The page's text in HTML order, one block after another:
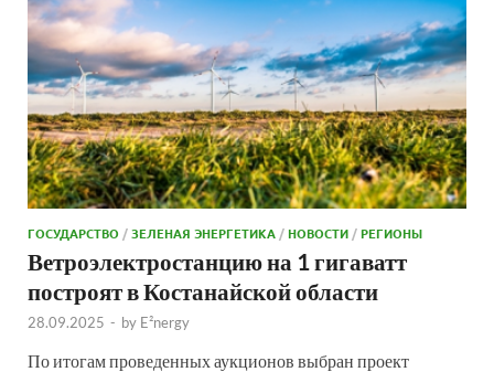
ГОСУДАРСТВО /ЗЕЛЕНАЯ ЭНЕРГЕТИКА /НОВОСТИ /РЕГИОНЫ
Ветроэлектростанцию на 1 гигаватт
построят в Костанайской области
28.09.2025 - by E²nergy
По итогам проведенных аукционов выбран проект